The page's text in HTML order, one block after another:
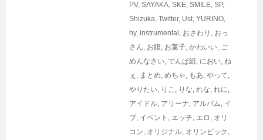
PV, SAYAKA, SKE, SMILE, SP,
Shizuka, Twitter, Ust, YURINO,
hy, instrumental , おさわり , おっ
さん, お腹, お菓子, かわいい, ご
めんなさい, でんぱ組 , におい, ね
ぇ , まとめ, めちゃ, もあ, やって,
やりたい, りこ , りな, れな, れに,
アイドル, アリーナ, アルバム, イ
ブ, イベント , エッチ, エロ , オリ
コン, オリジナル, オリンピック ,